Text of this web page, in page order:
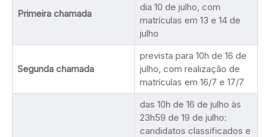
Primeira chamada
dia 10 de julho, com
matrículas em 13 e 14 de
julho
Segunda chamada
prevista para 10h de 16 de
julho, com realização de
matrículas em 16/7 e 17/7
das 10h de 16 de julho às
23h59 de 19 de julho:
candidatos classificados e